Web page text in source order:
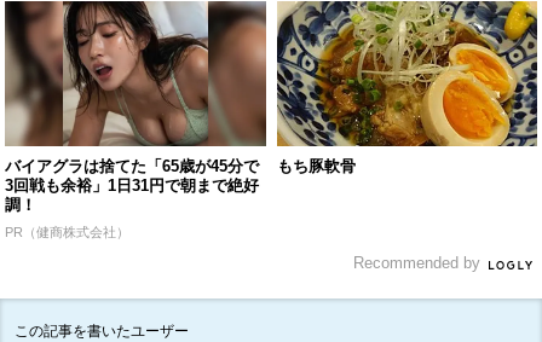
バイアグラは捨てた「65歳が45分で
3回戦も余裕」1日31円で朝まで絶好
調！
PR（健商株式会社）
もち豚軟骨
Recommended by
この記事を書いたユーザー